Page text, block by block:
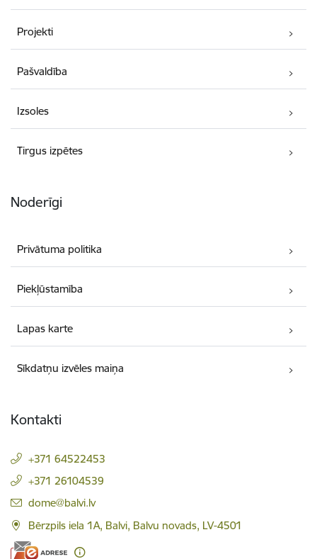
Projekti
Pašvaldība
Izsoles
Tirgus izpētes
Noderīgi
Privātuma politika
Piekļūstamība
Lapas karte
Sīkdatņu izvēles maiņa
Kontakti
+371 64522453
+371 26104539
E-pasts:
dome@balvi.lv
Bērzpils iela 1A, Balvi, Balvu novads, LV-4501